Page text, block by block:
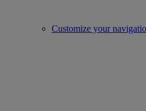
Customize your